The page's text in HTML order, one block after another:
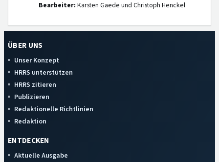
Bearbeiter: Karsten Gaede und Christoph Henckel
ÜBER UNS
Unser Konzept
HRRS unterstützen
HRRS zitieren
Publizieren
Redaktionelle Richtlinien
Redaktion
ENTDECKEN
Aktuelle Ausgabe